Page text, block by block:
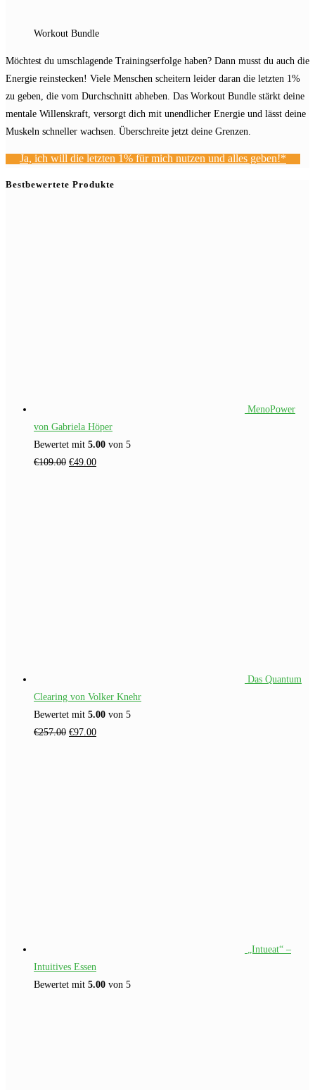
Workout Bundle
Möchtest du umschlagende Trainingserfolge haben? Dann musst du auch die
Energie reinstecken! Viele Menschen scheitern leider daran die letzten 1%
zu geben, die vom Durchschnitt abheben. Das Workout Bundle stärkt deine
mentale Willenskraft, versorgt dich mit unendlicher Energie und lässt deine
Muskeln schneller wachsen. Überschreite jetzt deine Grenzen.
Ja, ich will die letzten 1% für mich nutzen und alles geben!*
Bestbewertete Produkte
MenoPower
von Gabriela Höper
Bewertet mit 5.00 von 5
€109.00 Ursprünglicher
€49.00Aktueller
Das Quantum
Clearing von Volker Knehr
Bewertet mit 5.00 von 5
€257.00 Ursprünglicher
€97.00Aktueller
„Intueat“ –
Intuitives Essen
Bewertet mit 5.00 von 5